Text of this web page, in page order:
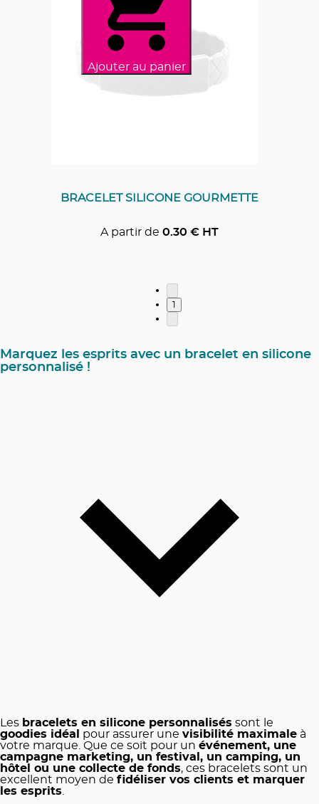
Ajouter au panier
BRACELET SILICONE GOURMETTE
A partir de 0.30 € HT
1
Marquez les esprits avec un bracelet en silicone
personnalisé !
Les bracelets en silicone personnalisés sont le
goodies idéal
pour assurer une visibilité maximale à
votre marque. Que ce soit pour un événement, une
campagne marketing, un festival, un camping, un
hôtel ou une collecte de fonds, ces bracelets sont un
excellent moyen de fidéliser vos clients et marquer
les esprits